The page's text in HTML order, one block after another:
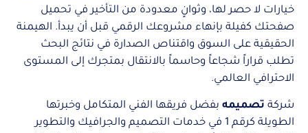
خيارات لا حصر لها، وثوانٍ معدودة من التأخير في تحميل
صفحتك كفيلة بإنهاء مشروعك الرقمي قبل أن يبدأ. الهيمنة
الحقيقية على السوق واقتناص الصدارة في نتائج البحث
تطلب قراراً شجاعاً وحاسماً بالانتقال بمتجرك إلى المستوى
الاحترافي العالمي.
شركة تصميمه بفضل فريقها الفني المتكامل وخبرتها
الطويلة كرقم 1 في خدمات التصميم والجرافيك والتطوير